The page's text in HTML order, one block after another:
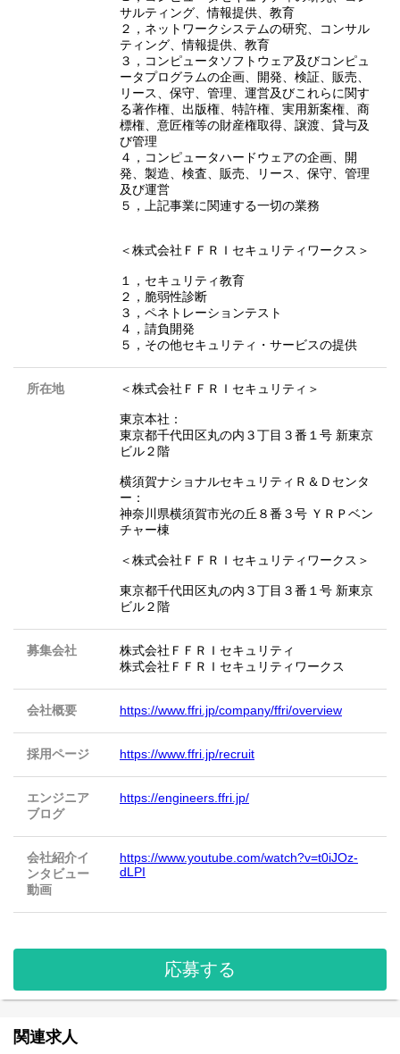
サルティング、情報提供、教育
２，ネットワークシステムの研究、コンサル
ティング、情報提供、教育
３，コンピュータソフトウェア及びコンピュ
ータプログラムの企画、開発、検証、販売、
リース、保守、管理、運営及びこれらに関す
る著作権、出版権、特許権、実用新案権、商
標権、意匠権等の財産権取得、譲渡、貸与及
び管理
４，コンピュータハードウェアの企画、開
発、製造、検査、販売、リース、保守、管理
及び運営
５，上記事業に関連する一切の業務
＜株式会社ＦＦＲＩセキュリティワークス＞
１，セキュリティ教育
２，脆弱性診断
３，ペネトレーションテスト
４，請負開発
５，その他セキュリティ・サービスの提供
所在地 ＜株式会社ＦＦＲＩセキュリティ＞
東京本社：
東京都千代田区丸の内３丁目３番１号 新東京
ビル２階
横須賀ナショナルセキュリティＲ＆Ｄセンタ
ー：
神奈川県横須賀市光の丘８番３号 ＹＲＰベン
チャー棟
＜株式会社ＦＦＲＩセキュリティワークス＞
東京都千代田区丸の内３丁目３番１号 新東京
ビル２階
募集会社
株式会社ＦＦＲＩセキュリティ
株式会社ＦＦＲＩセキュリティワークス
会社概要 https://www.ffri.jp/company/ffri/overview
採用ページ https://www.ffri.jp/recruit
エンジニア
ブログ
https://engineers.ffri.jp/
会社紹介イ
ンタビュー
動画
https://www.youtube.com/watch?v=t0iJOz-
dLPI
応募する
関連求人